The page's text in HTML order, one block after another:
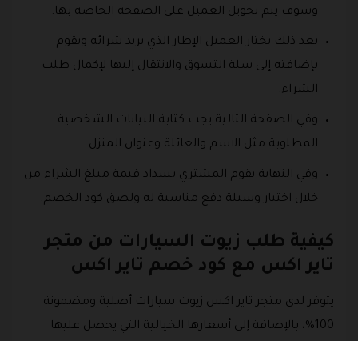
وسوف يتم تحويل العميل على الصفحة الخاصة بها.
بعد ذلك يختار العميل الإطار الذي يريد شرائه ويقوم
بإضافته إلى سلة التسوق والانتقال إليها لإكمال طلب
الشراء.
وفي الصفحة التالية يجب كتابة البيانات الشخصية
المطلوبة مثل الاسم والعائلة وعنوان المنزل.
وفي النهاية يقوم المشتري بسداد قيمة مبلغ الشراء من
خلال اختيار وسيلة دفع مناسبة له ولصق كود الخصم.
كيفية طلب زيوت السيارات من متجر
تاير اكس مع كود خصم تاير اكس
يتوفر لدى متجر تاير اكس زيوت سيارات أصلية ومضمونة
100%، بالإضافة إلى أسعارها الخيالية التي يحصل عليها